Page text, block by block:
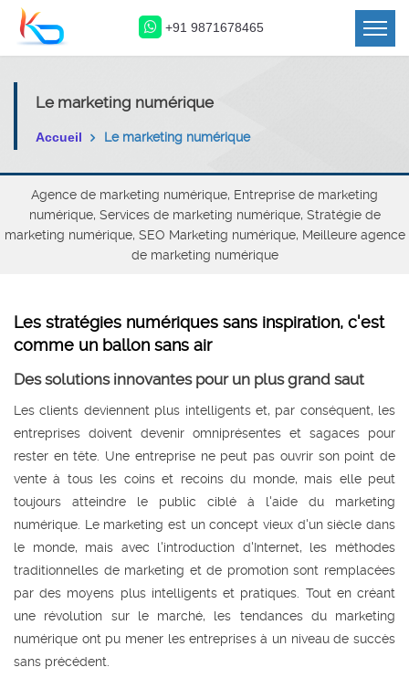
+91 9871678465
Le marketing numérique
Accueil Le marketing numérique
Agence de marketing numérique, Entreprise de marketing
numérique, Services de marketing numérique, Stratégie de
marketing numérique, SEO Marketing numérique, Meilleure agence
de marketing numérique
Les stratégies numériques sans inspiration, c'est
comme un ballon sans air
Des solutions innovantes pour un plus grand saut
Les clients deviennent plus intelligents et, par conséquent, les
entreprises doivent devenir omniprésentes et sagaces pour
rester en tête. Une entreprise ne peut pas ouvrir son point de
vente à tous les coins et recoins du monde, mais elle peut
toujours atteindre le public ciblé à l'aide du marketing
numérique. Le marketing est un concept vieux d'un siècle dans
le monde, mais avec l'introduction d'Internet, les méthodes
traditionnelles de marketing et de promotion sont remplacées
par des moyens plus intelligents et pratiques. Tout en créant
une révolution sur le marché, les tendances du marketing
numérique ont pu mener les entreprises à un niveau de succès
sans précédent.